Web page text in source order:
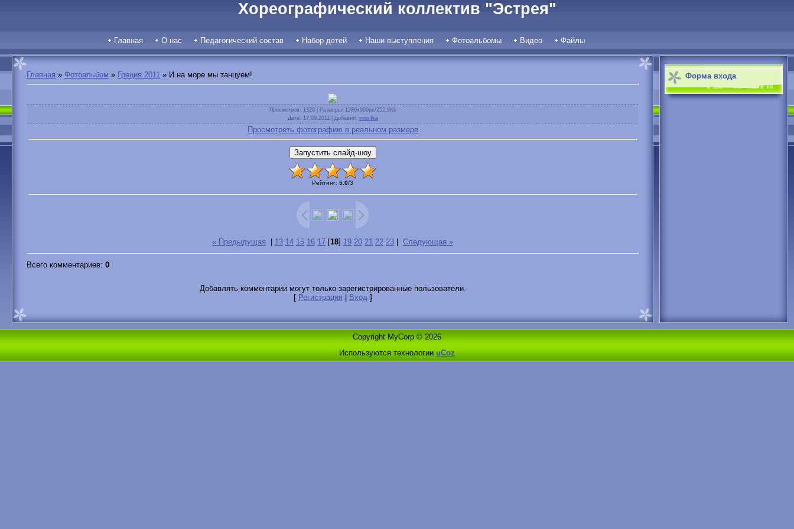
Хореографический коллектив "Эстрея"
Главная О нас Педагогический состав Набор детей Наши выступления Фотоальбомы Видео Файлы
Главная » Фотоальбом » Греция 2011 » И на море мы танцуем!
Просмотров: 1320 | Размеры: 1280x960px/252.9Kb
Дата: 17.09.2011 | Добавил: irino4ka
Просмотреть фотографию в реальном размере
Рейтинг: 5.0/3
« Предыдущая 13 14 15 16 17 [18] 19 20 21 22 23 Следующая »
Всего комментариев: 0
Добавлять комментарии могут только зарегистрированные пользователи.
[ Регистрация Вход]
Форма входа
Copyright MyCorp © 2026
Используются технологииuCoz